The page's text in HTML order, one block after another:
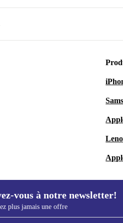
vous à notre newsletter!
plus jamais une offre
de